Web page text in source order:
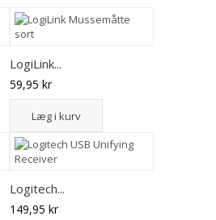
LogiLink...
59,95 kr
Læg i kurv
Logitech...
149,95 kr